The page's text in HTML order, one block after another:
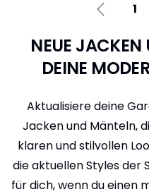
1
NEUE JACKEN
DEINE
Aktualisiere deine
Jacken und Mänteln,
klaren und stilvollen
die aktuellen Styles der
für dich, wenn du einen